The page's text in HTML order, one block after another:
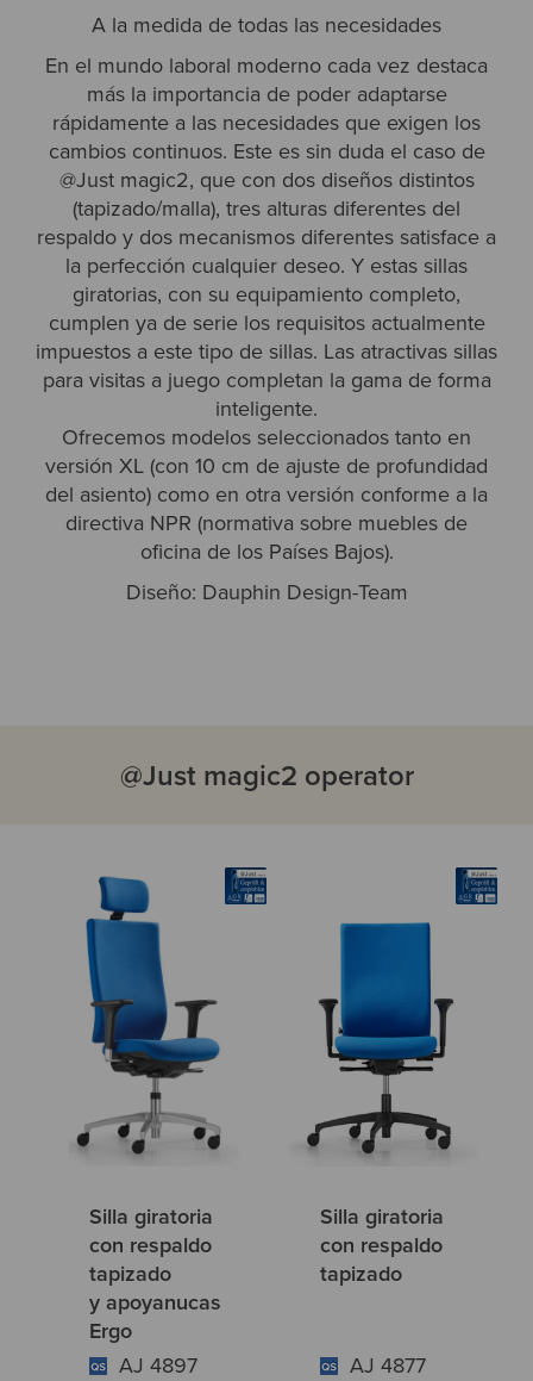
A la medida de todas las necesidades
En el mundo laboral moderno cada vez destaca
más la importancia de poder adaptarse
rápidamente a las necesidades que exigen los
cambios continuos. Este es sin duda el caso de
@Just magic2, que con dos diseños distintos
(tapizado/malla), tres alturas diferentes del
respaldo y dos mecanismos diferentes satisface a
la perfección cualquier deseo. Y estas sillas
giratorias, con su equipamiento completo,
cumplen ya de serie los requisitos actualmente
impuestos a este tipo de sillas. Las atractivas sillas
para visitas a juego completan la gama de forma
inteligente.
Ofrecemos modelos seleccionados tanto en
versión XL (con 10 cm de ajuste de profundidad
del asiento) como en otra versión conforme a la
directiva NPR (normativa sobre muebles de
oficina de los Países Bajos).
Diseño: Dauphin Design-Team
@Just magic2 operator
Silla giratoria
con respaldo
tapizado
y apoyanucas
Ergo
AJ 4897
Silla giratoria
con respaldo
tapizado
AJ 4877